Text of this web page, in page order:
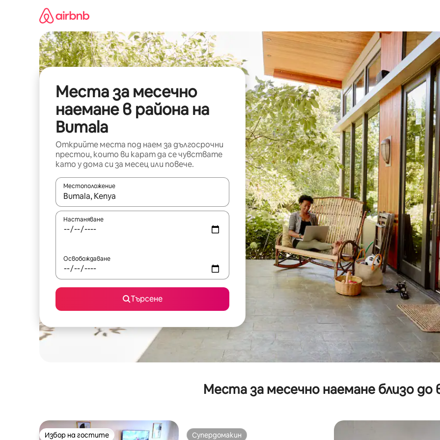
съдържанието
Места за месечно
наемане в района на
Bumala
Открийте места под наем за дългосрочни
престои, които ви карат да се чувствате
като у дома си за месец или повече.
Местоположение
Когато резултатите се покажат, използвайте клавишите със стрелки нагоре и надолу или навигирайте с
Настаняване
Освобождаване
Търсене
Места за месечно наемане близо до
Избор на гостите Супердомакин